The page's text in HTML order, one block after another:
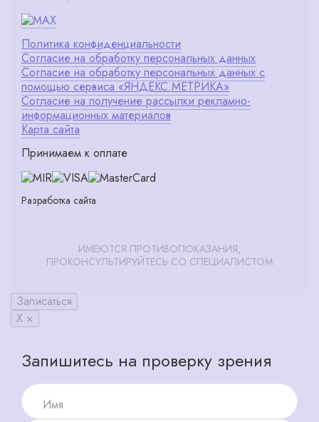
Политика конфиденциальности
Согласие на обработку персональных данных
Согласие на обработку персональных данных с
помощью сервиса «ЯНДЕКС.МЕТРИКА»
Согласие на получение рассылки рекламно-
информационных материалов
Карта сайта
Принимаем к оплате
Разработка сайта
ИМЕЮТСЯ ПРОТИВОПОКАЗАНИЯ,
ПРОКОНСУЛЬТИРУЙТЕСЬ СО СПЕЦИАЛИСТОМ
Записаться
X ×
Запишитесь на проверку зрения
Имя